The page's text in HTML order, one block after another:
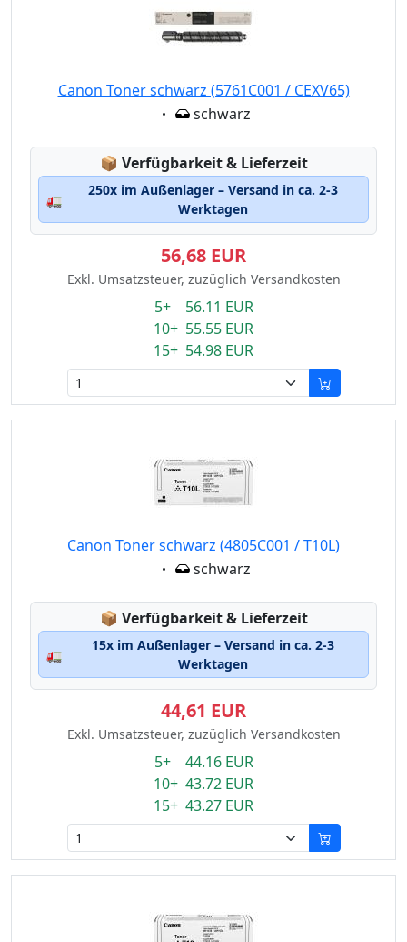
Canon Toner schwarz (5761C001 / CEXV65)
Eigenschaft:
schwarz
📦 Lagerstatus:
Verfügbarkeit & Lieferzeit
🚛
250x im Außenlager – Versand in ca. 2-3
Werktagen
56,68 EUR
Exkl. Umsatzsteuer, zuzüglich Versandkosten
5+ 56.11 EUR
10+ 55.55 EUR
15+ 54.98 EUR
Canon Toner schwarz (4805C001 / T10L)
Eigenschaft:
schwarz
📦 Lagerstatus:
Verfügbarkeit & Lieferzeit
🚛
15x im Außenlager – Versand in ca. 2-3
Werktagen
44,61 EUR
Exkl. Umsatzsteuer, zuzüglich Versandkosten
5+ 44.16 EUR
10+ 43.72 EUR
15+ 43.27 EUR